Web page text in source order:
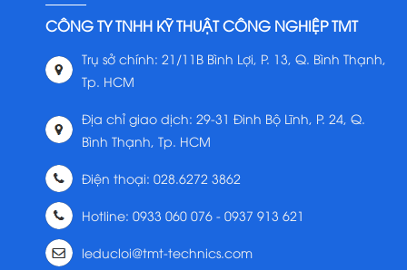
CÔNG TY TNHH KỸ THUẬT CÔNG NGHIỆP TMT
Trụ sở chính: 21/11B Bình Lợi, P. 13, Q. Bình Thạnh,
Tp. HCM
Địa chỉ giao dịch: 29-31 Đinh Bộ Lĩnh, P. 24, Q.
Bình Thạnh, Tp. HCM
Điện thoại: 028.6272 3862
Hotline: 0933 060 076 - 0937 913 621
leducloi@tmt-technics.com